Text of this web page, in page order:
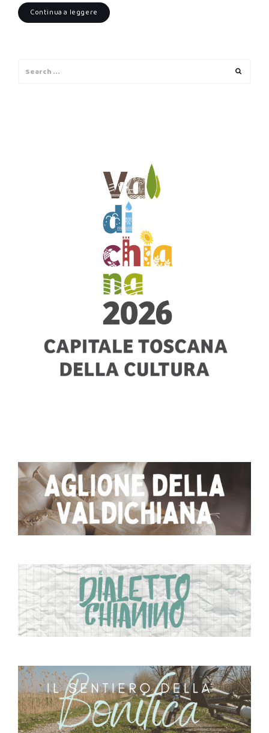
Continua a leggere
for: